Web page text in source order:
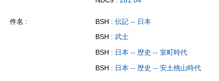
件名 BSH : 伝記 -- 日本
BSH : 武士
BSH : 日本 -- 歴史 -- 室町時代
BSH : 日本 -- 歴史 -- 安土桃山時代